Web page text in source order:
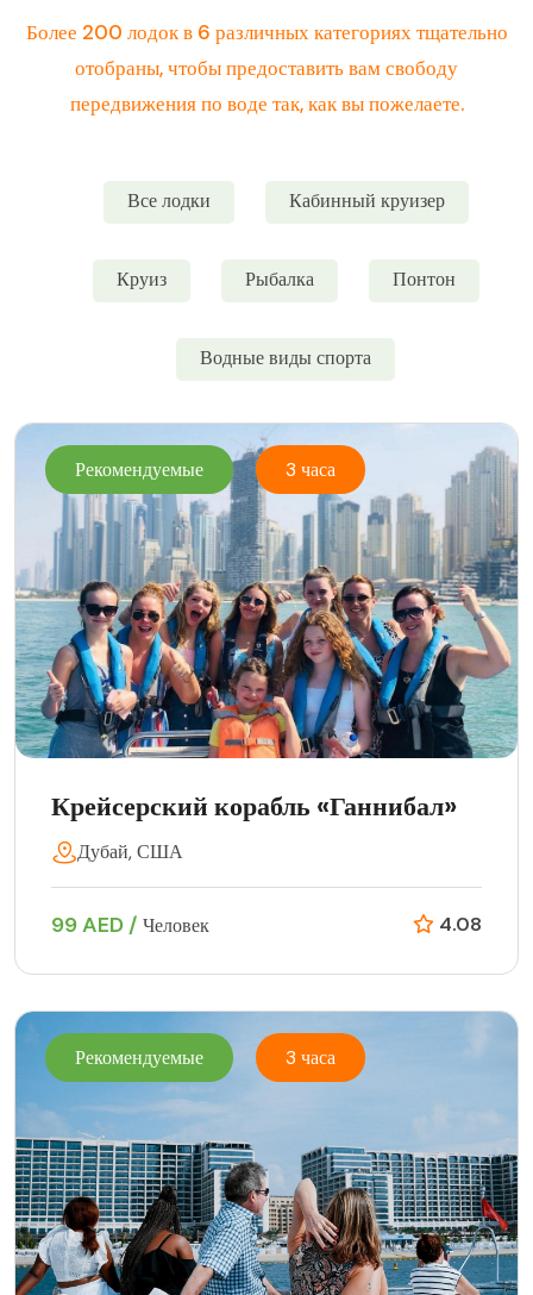
Более 200 лодок в 6 различных категориях тщательно
отобраны, чтобы предоставить вам свободу
передвижения по воде так, как вы пожелаете.
Все лодки Кабинный круизер
Круиз Рыбалка Понтон
Водные виды спорта
Рекомендуемые 3 часа
Крейсерский корабль «Ганнибал»
Дубай, США
99 AED / Человек 4.08
Рекомендуемые 3 часа